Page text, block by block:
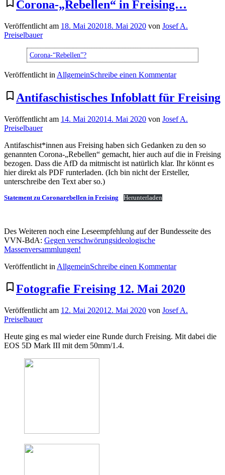
noch
Corona-„Rebellen“ in Freising…
Veröffentlicht am 18. Mai 202018. Mai 2020 von Josef A.
Preiselbauer
Corona-“Rebellen”?
Veröffentlicht in AllgemeinSchreibe einen Kommentarzu
„Rebellen“
in
bookmark_border Antifaschistisches Infoblatt für Freising
Veröffentlicht am 14. Mai 202014. Mai 2020 von Josef A.
Preiselbauer
Antifaschist*innen aus Freising haben sich Gedanken zu den so
genannten Corona-„Rebellen“ gemacht, hier auch auf die in Freising
bezogen. Dass die AfD da mitmischt ist natürlich klar. Ihr könnt es
hier direkt als PDF runterladen. (Ich bin nicht der Ersteller,
unterschreibe den Text aber so.)
Statement zu Coronarebellen in Freising Herunterladen
Des Weiteren noch eine Leseempfehlung auf der Bundesseite des
VVN-BdA: Gegen verschwörungsideologische
Massenversammlungen!
Veröffentlicht in AllgemeinSchreibe einen Kommentarzu
Infoblatt
für
bookmark_border Fotografie Freising 12. Mai 2020
Veröffentlicht am 12. Mai 202012. Mai 2020 von Josef A.
Preiselbauer
Heute ging es mal wieder eine Runde durch Freising. Mit dabei die
EOS 5D Mark III mit dem 50mm/1.4.